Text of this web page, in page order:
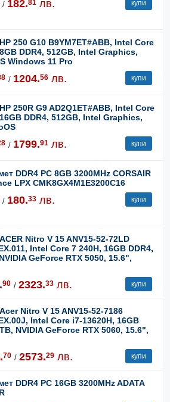
/ 182.81 лв. купи
250 G10 B9YM7ET#ABB, Intel Core
DDR4, 512GB, Intel Graphics,
Windows 11 Pro
/ 1204.56 лв. купи
250R G9 AD2Q1ET#ABB, Intel Core
DDR4, 512GB, Intel Graphics,
/ 1799.91 лв. купи
DDR4 PC 8GB 3200MHz CORSAIR
LPX CMK8GX4M1E3200C16
/ 180.33 лв. купи
Nitro V 15 ANV15-52-72LD
Intel Core 7 240H, 16GB DDR4,
GeForce RTX 5050, 15.6",
90 / 2323.33 лв. купи
Nitro V 15 ANV15-52-7186
Intel Core i7-13620H, 16GB
NVIDIA GeForce RTX 5060, 15.6",
70 / 2573.29 лв. купи
DDR4 PC 16GB 3200MHz ADATA